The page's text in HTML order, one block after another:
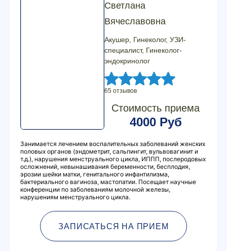
Светлана
Вячеславовна
Акушер, Гинеколог, УЗИ-
специалист, Гинеколог-
эндокринолог
65 отзывов
Стоимость приема
4000 Руб
Занимается лечением воспалительных заболеваний женских
половых органов (эндометрит, сальпингит, вульвовагинит и
т.д.), нарушения менструального цикла, ИППП, послеродовых
осложнений, невынашивания беременности, бесплодия,
эрозии шейки матки, генитального инфантилизма,
бактериального вагиноза, мастопатии. Посещает научные
конференции по заболеваниям молочной железы,
нарушениям менструального цикла.
ЗАПИСАТЬСЯ НА ПРИЕМ